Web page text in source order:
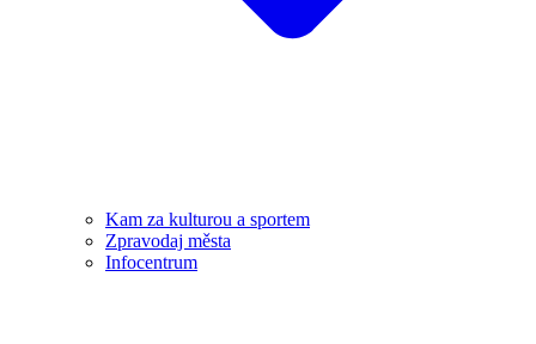
Kam za kulturou a sportem
Zpravodaj města
Infocentrum